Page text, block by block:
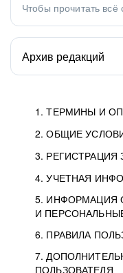
1. ТЕРМИНЫ И
2. ОБЩИЕ
3. РЕГИСТРАЦИЯ
4. УЧЕТНАЯ
5. ИНФОРМАЦИЯ
И
6. ПРАВИЛА
7.
ПОЛЬЗОВАТЕЛЯ
Чтобы прочитать всё
Архив редакций